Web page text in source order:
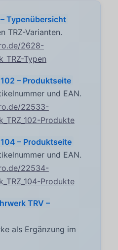
Typenübersicht
TRZ-Varianten.
2628-
Typen
– Produktseite
und EAN.
22533-
Produkte
– Produktseite
und EAN.
22534-
Produkte
TRV –
als Ergänzung im